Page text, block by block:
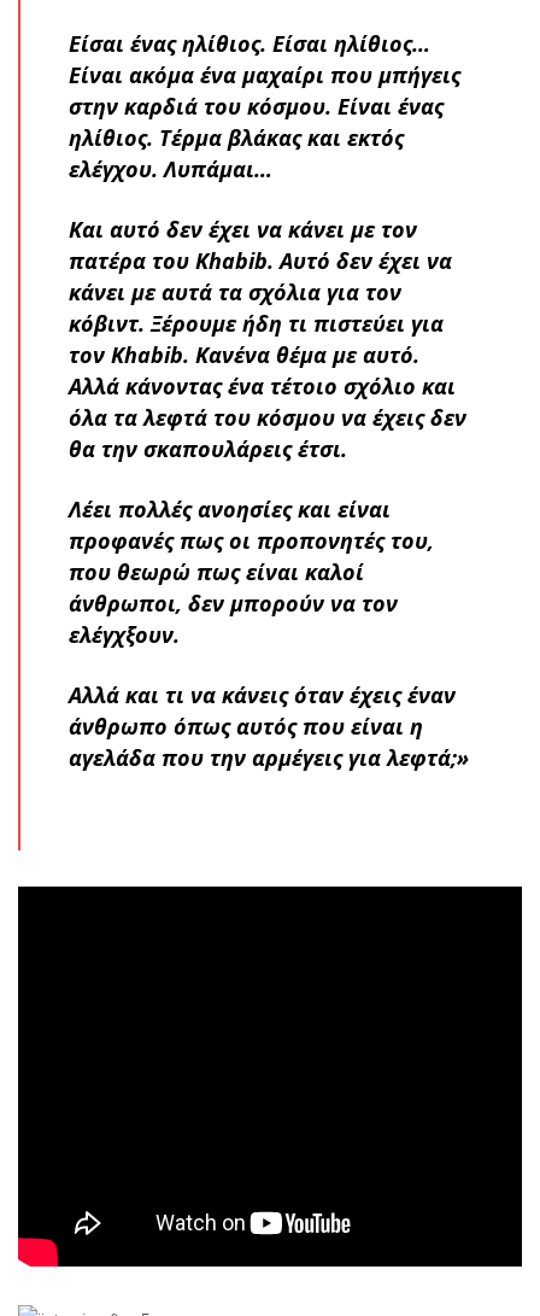
Είσαι ένας ηλίθιος. Είσαι ηλίθιος…
Είναι ακόμα ένα μαχαίρι που μπήγεις
στην καρδιά του κόσμου. Είναι ένας
ηλίθιος. Τέρμα βλάκας και εκτός
ελέγχου. Λυπάμαι…
Και αυτό δεν έχει να κάνει με τον
πατέρα του Khabib. Αυτό δεν έχει να
κάνει με αυτά τα σχόλια για τον
κόβιντ. Ξέρουμε ήδη τι πιστεύει για
τον Khabib. Κανένα θέμα με αυτό.
Αλλά κάνοντας ένα τέτοιο σχόλιο και
όλα τα λεφτά του κόσμου να έχεις δεν
θα την σκαπουλάρεις έτσι.
Λέει πολλές ανοησίες και είναι
προφανές πως οι προπονητές του,
που θεωρώ πως είναι καλοί
άνθρωποι, δεν μπορούν να τον
ελέγχξουν.
Αλλά και τι να κάνεις όταν έχεις έναν
άνθρωπο όπως αυτός που είναι η
αγελάδα που την αρμέγεις για λεφτά;»